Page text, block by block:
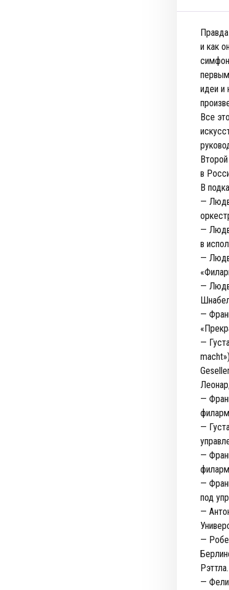
и как
идеи и
Все
в
В
—
—
в
—
—
—
—
—
—
—
—
под
—
—
Рэттла.
—